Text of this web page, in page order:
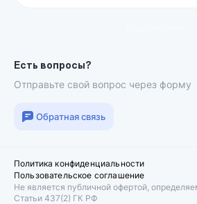
Есть вопросы?
Отправьте свой вопрос через форму
Обратная связь
Политика конфиденциальности
Пользовательское соглашение
Не является публичной офертой,
Статьи 437(2) ГК РФ